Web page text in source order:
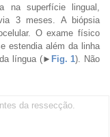
na superfície lingual,
3 meses. A biópsia
O exame físico
estendia além da linha
língua (► Fig. 1). Não
da ressecção.